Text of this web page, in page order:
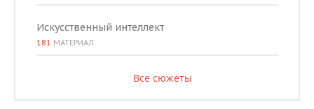
Искусственный интеллект
181 МАТЕРИАЛ
Все сюжеты